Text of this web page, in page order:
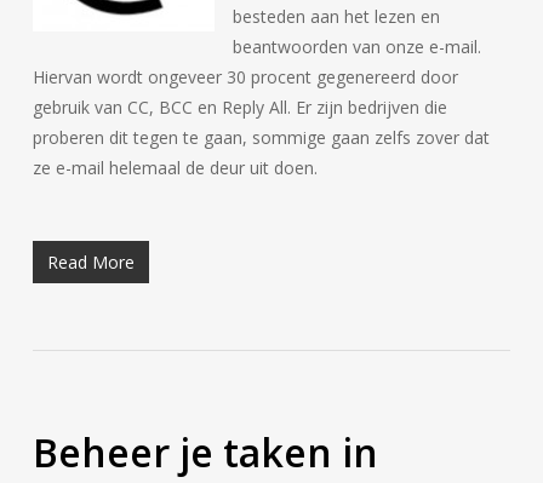
besteden aan het lezen en
beantwoorden van onze e-mail.
Hiervan wordt ongeveer 30 procent gegenereerd door
gebruik van CC, BCC en Reply All. Er zijn bedrijven die
proberen dit tegen te gaan, sommige gaan zelfs zover dat
ze e-mail helemaal de deur uit doen.
Read More
Beheer je taken in